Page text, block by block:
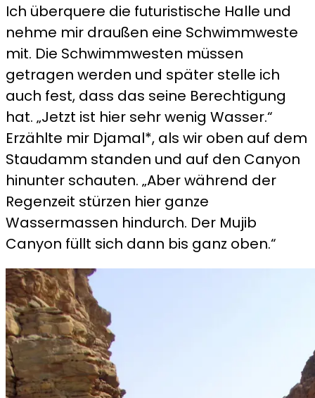
Ich überquere die futuristische Halle und
nehme mir draußen eine Schwimmweste
mit. Die Schwimmwesten müssen
getragen werden und später stelle ich
auch fest, dass das seine Berechtigung
hat. „Jetzt ist hier sehr wenig Wasser.“
Erzählte mir Djamal*, als wir oben auf dem
Staudamm standen und auf den Canyon
hinunter schauten. „Aber während der
Regenzeit stürzen hier ganze
Wassermassen hindurch. Der Mujib
Canyon füllt sich dann bis ganz oben.“